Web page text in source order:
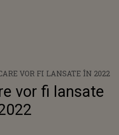
VOR FI LANSATE ÎN 2022
vor fi lansate